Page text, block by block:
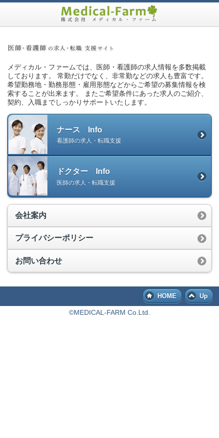
メディカル・ファームでは、医師・看護師の求人情報を多数掲載
しております。 常勤だけでなく、非常勤などの求人も豊富です。
希望勤務地・勤務形態・雇用形態などからご希望の募集情報を検
索することが出来ます。 またご希望条件にあった求人のご紹介、
契約、入職までしっかりサポートいたします。
ナース Info
看護師の求人・転職支援
ドクター Info
医師の求人・転職支援
会社案内
プライバシーポリシー
お問い合わせ
HOME Up
©MEDICAL-FARM Co.Ltd.